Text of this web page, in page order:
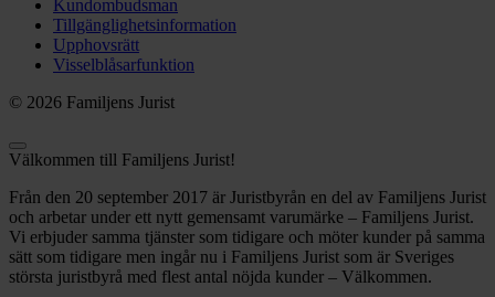
Kundombudsman
Tillgänglighetsinformation
Upphovsrätt
Visselblåsarfunktion
© 2026 Familjens Jurist
Välkommen till Familjens Jurist!
Från den 20 september 2017 är Juristbyrån en del av Familjens Jurist
och arbetar under ett nytt gemensamt varumärke – Familjens Jurist.
Vi erbjuder samma tjänster som tidigare och möter kunder på samma
sätt som tidigare men ingår nu i Familjens Jurist som är Sveriges
största juristbyrå med flest antal nöjda kunder – Välkommen.